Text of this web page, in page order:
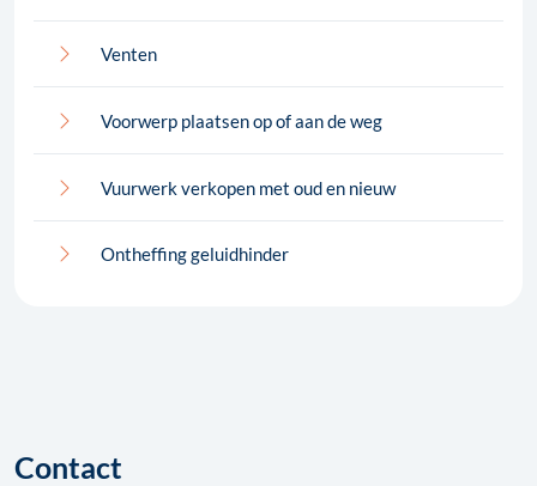
Venten
Voorwerp plaatsen op of aan de weg
Vuurwerk verkopen met oud en nieuw
Ontheffing geluidhinder
Contact